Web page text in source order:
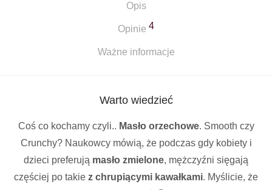
Opis
Opinie 4
Ważne informacje
Warto wiedzieć
Coś co kochamy czyli.. Masło orzechowe. Smooth czy
Crunchy? Naukowcy mówią, że podczas gdy kobiety i
dzieci preferują masło zmielone, mężczyźni sięgają
częściej po takie z chrupiącymi kawałkami. Myślicie, że